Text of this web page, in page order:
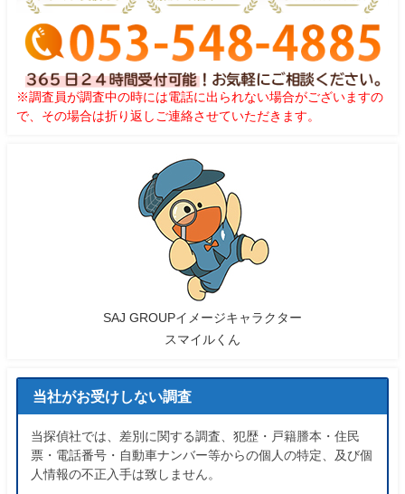
※調査員が調査中の時には電話に出られない場合がございますの
で、その場合は折り返しご連絡させていただきます。
SAJ GROUPイメージキャラクター
スマイルくん
当社がお受けしない調査
当探偵社では、差別に関する調査、犯歴・戸籍謄本・住民
票・電話番号・自動車ナンバー等からの個人の特定、及び個
人情報の不正入手は致しません。